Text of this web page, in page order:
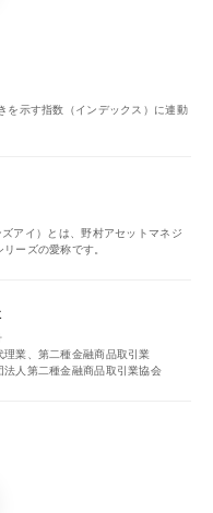
を示す指数（インデックス）に連動
アイ）とは、野村アセットマネジ
ーズの愛称です。
業、第二種金融商品取引業
人第二種金融商品取引業協会